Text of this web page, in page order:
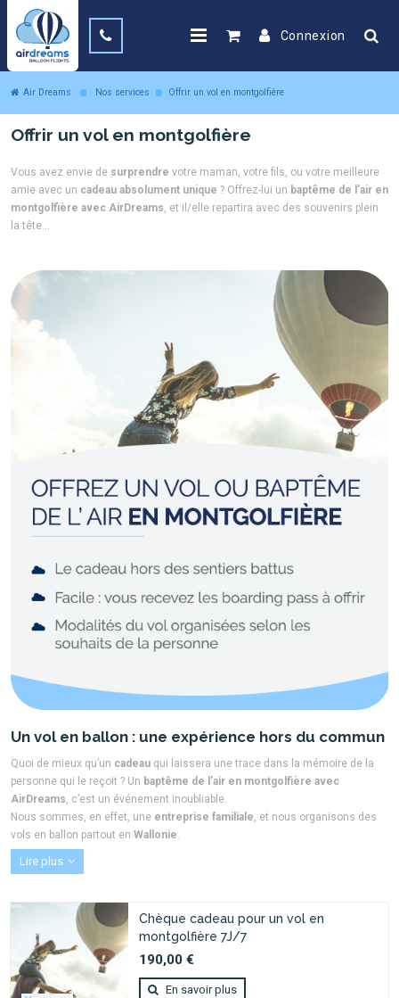
Connexion
Air Dreams Nos services Offrir un vol en montgolfière
Offrir un vol en montgolfière
Vous avez envie de surprendre votre maman, votre fils, ou votre meilleure
amie avec un cadeau absolument unique ? Offrez-lui un baptême de l’air en
montgolfière avec AirDreams, et il/elle repartira avec des souvenirs plein
la tête…
Un vol en ballon : une expérience hors du commun
Quoi de mieux qu’un cadeau qui laissera une trace dans la mémoire de la
personne qui le reçoit ? Un baptême de l’air en montgolfière avec
AirDreams, c’est un événement inoubliable.
Nous sommes, en effet, une entreprise familiale, et nous organisons des
vols en ballon partout en Wallonie.
Lire plus
Chèque cadeau pour un vol en
montgolfière 7J/7
190,00 €
En savoir plus